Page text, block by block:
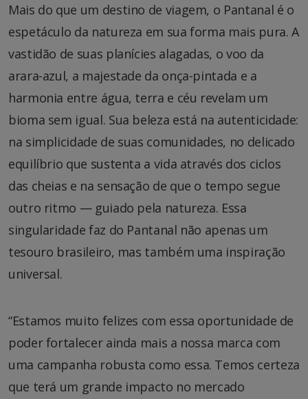
Mais do que um destino de viagem, o Pantanal é o
espetáculo da natureza em sua forma mais pura. A
vastidão de suas planícies alagadas, o voo da
arara-azul, a majestade da onça-pintada e a
harmonia entre água, terra e céu revelam um
bioma sem igual. Sua beleza está na autenticidade:
na simplicidade de suas comunidades, no delicado
equilíbrio que sustenta a vida através dos ciclos
das cheias e na sensação de que o tempo segue
outro ritmo — guiado pela natureza. Essa
singularidade faz do Pantanal não apenas um
tesouro brasileiro, mas também uma inspiração
universal.
“Estamos muito felizes com essa oportunidade de
poder fortalecer ainda mais a nossa marca com
uma campanha robusta como essa. Temos certeza
que terá um grande impacto no mercado